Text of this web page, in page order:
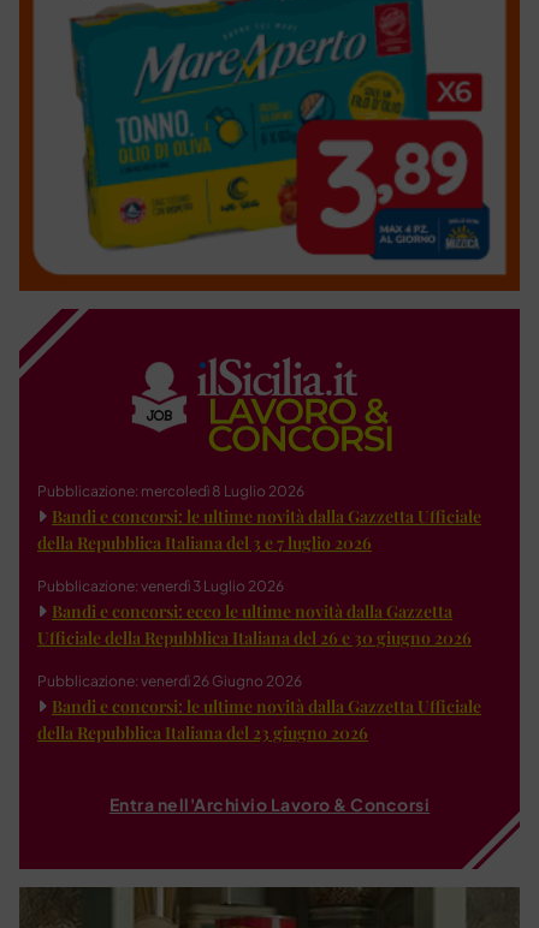
Pubblicazione: mercoledì 8 Luglio 2026
Bandi e concorsi: le ultime novità dalla Gazzetta Ufficiale
della Repubblica Italiana del 3 e 7 luglio 2026
Pubblicazione: venerdì 3 Luglio 2026
Bandi e concorsi: ecco le ultime novità dalla Gazzetta
Ufficiale della Repubblica Italiana del 26 e 30 giugno 2026
Pubblicazione: venerdì 26 Giugno 2026
Bandi e concorsi: le ultime novità dalla Gazzetta Ufficiale
della Repubblica Italiana del 23 giugno 2026
Entra nell'Archivio Lavoro & Concorsi